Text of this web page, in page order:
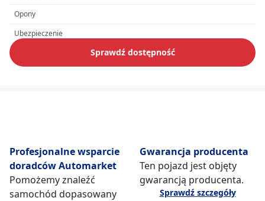
Opony
Ubezpieczenie
Sprawdź dostępność
Profesjonalne wsparcie
doradców Automarket
Pomożemy znaleźć
samochód dopasowany
Gwarancja producenta
Ten pojazd jest objęty
gwarancją producenta.
Sprawdź szczegóły